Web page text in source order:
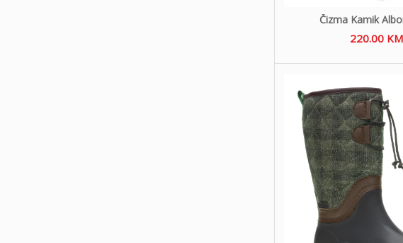
Čizma Kamik
220.00 KM